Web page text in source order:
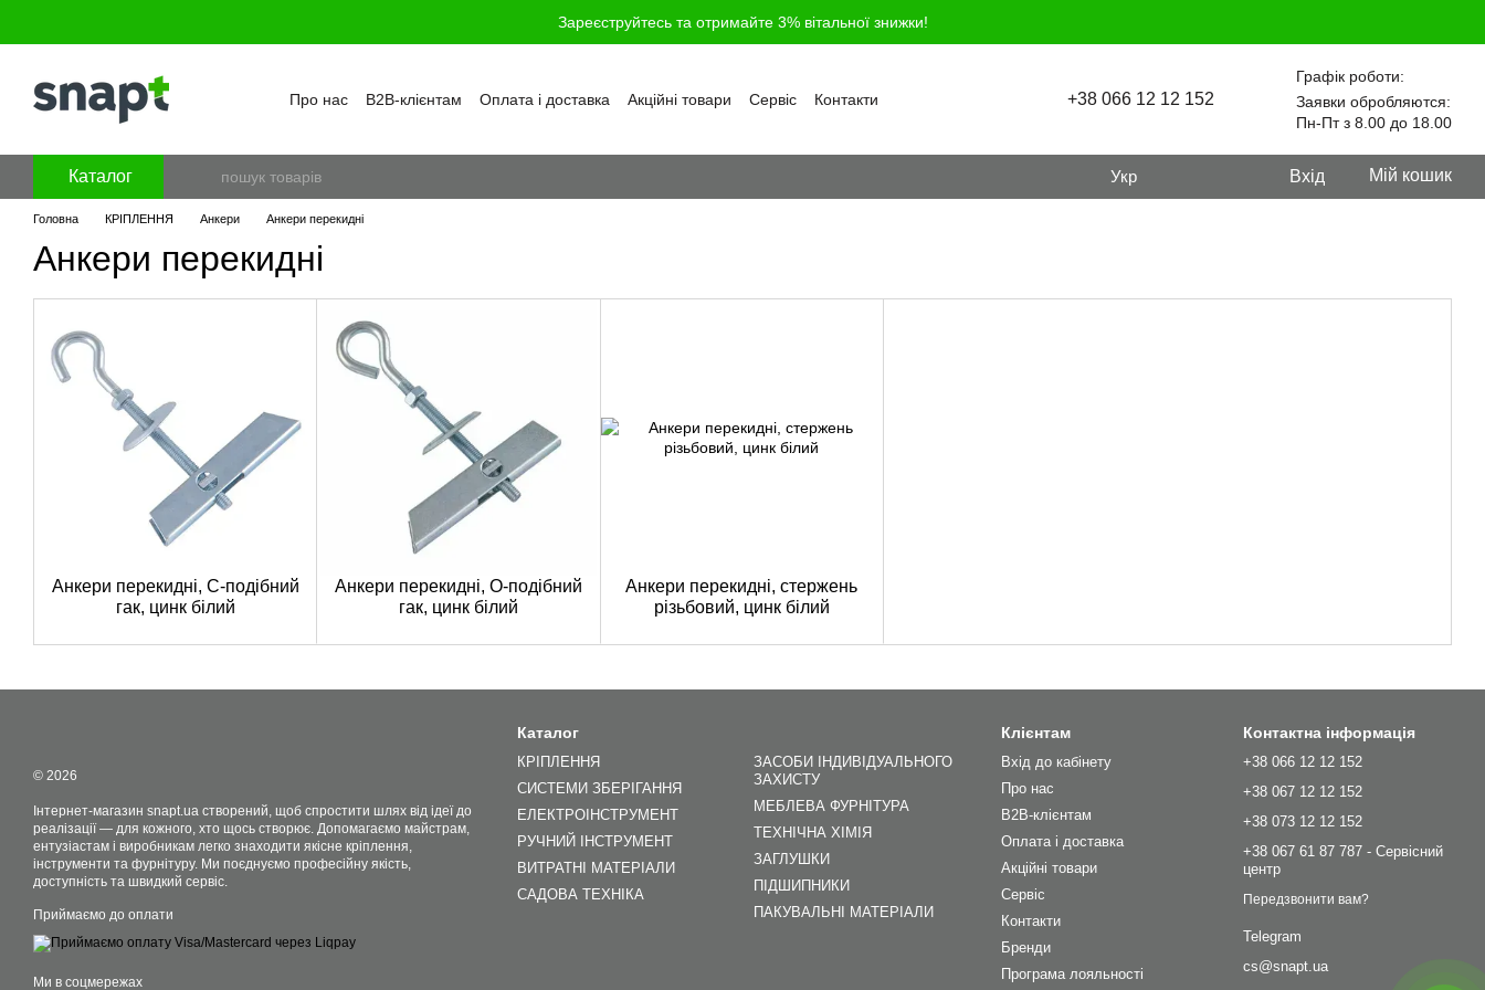
Зареєструйтесь та отримайте 3% вітальної знижки!
Про нас B2B-клієнтам Оплата і доставка Акційні товари Сервіс
Контакти
+38 066 12 12 152
Графік роботи:
Заявки обробляются:
Пн-Пт з 8.00 до 18.00
Каталог Укр Вхід Мій кошик
Головна КРІПЛЕННЯ Анкери Анкери перекидні
Анкери перекидні
Анкери перекидні, C-подібний
гак, цинк білий
Анкери перекидні, O-подібний
гак, цинк білий
Анкери перекидні, стержень
різьбовий, цинк білий
© 2026
Інтернет-магазин snapt.ua створений, щоб спростити шлях від ідеї до
реалізації — для кожного, хто щось створює. Допомагаємо майстрам,
ентузіастам і виробникам легко знаходити якісне кріплення,
інструменти та фурнітуру. Ми поєднуємо професійну якість,
доступність та швидкий сервіс.
Приймаємо до оплати
Ми в соцмережах
Каталог
КРІПЛЕННЯ
СИСТЕМИ ЗБЕРІГАННЯ
ЕЛЕКТРОІНСТРУМЕНТ
РУЧНИЙ ІНСТРУМЕНТ
ВИТРАТНІ МАТЕРІАЛИ
САДОВА ТЕХНІКА
ЗАСОБИ ІНДИВІДУАЛЬНОГО
ЗАХИСТУ
МЕБЛЕВА ФУРНІТУРА
ТЕХНІЧНА ХІМІЯ
ЗАГЛУШКИ
ПІДШИПНИКИ
ПАКУВАЛЬНІ МАТЕРІАЛИ
Клієнтам
Вхід до кабінету
Про нас
B2B-клієнтам
Оплата і доставка
Акційні товари
Сервіс
Контакти
Бренди
Програма лояльності
Контактна інформація
+38 066 12 12 152
+38 067 12 12 152
+38 073 12 12 152
+38 067 61 87 787 - Сервісний
центр
Передзвонити вам?
Telegram
cs@snapt.ua